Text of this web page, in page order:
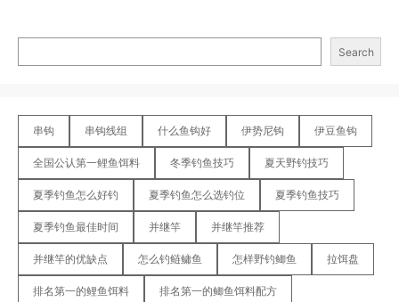
Search
串钩 串钩线组 什么鱼钩好 伊势尼钩 伊豆鱼钩
全国公认第一鲤鱼饵料 冬季钓鱼技巧 夏天野钓技巧
夏季钓鱼怎么好钓 夏季钓鱼怎么选钓位 夏季钓鱼技巧
夏季钓鱼最佳时间 并继竿 并继竿推荐
并继竿的优缺点 怎么钓鲢鳙鱼 怎样野钓鲫鱼 拉饵盘
排名第一的鲤鱼饵料 排名第一的鲫鱼饵料配方